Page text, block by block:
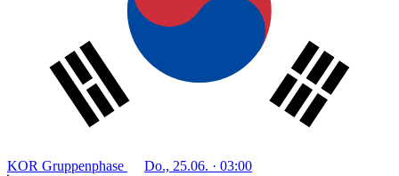
KOR Gruppenphase Do., 25.06. · 03:00